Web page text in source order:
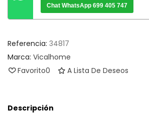
Chat WhatsApp 699 405 747
Referencia: 34817
Marca: Vicalhome
Favorito0 A Lista De Deseos
Descripción